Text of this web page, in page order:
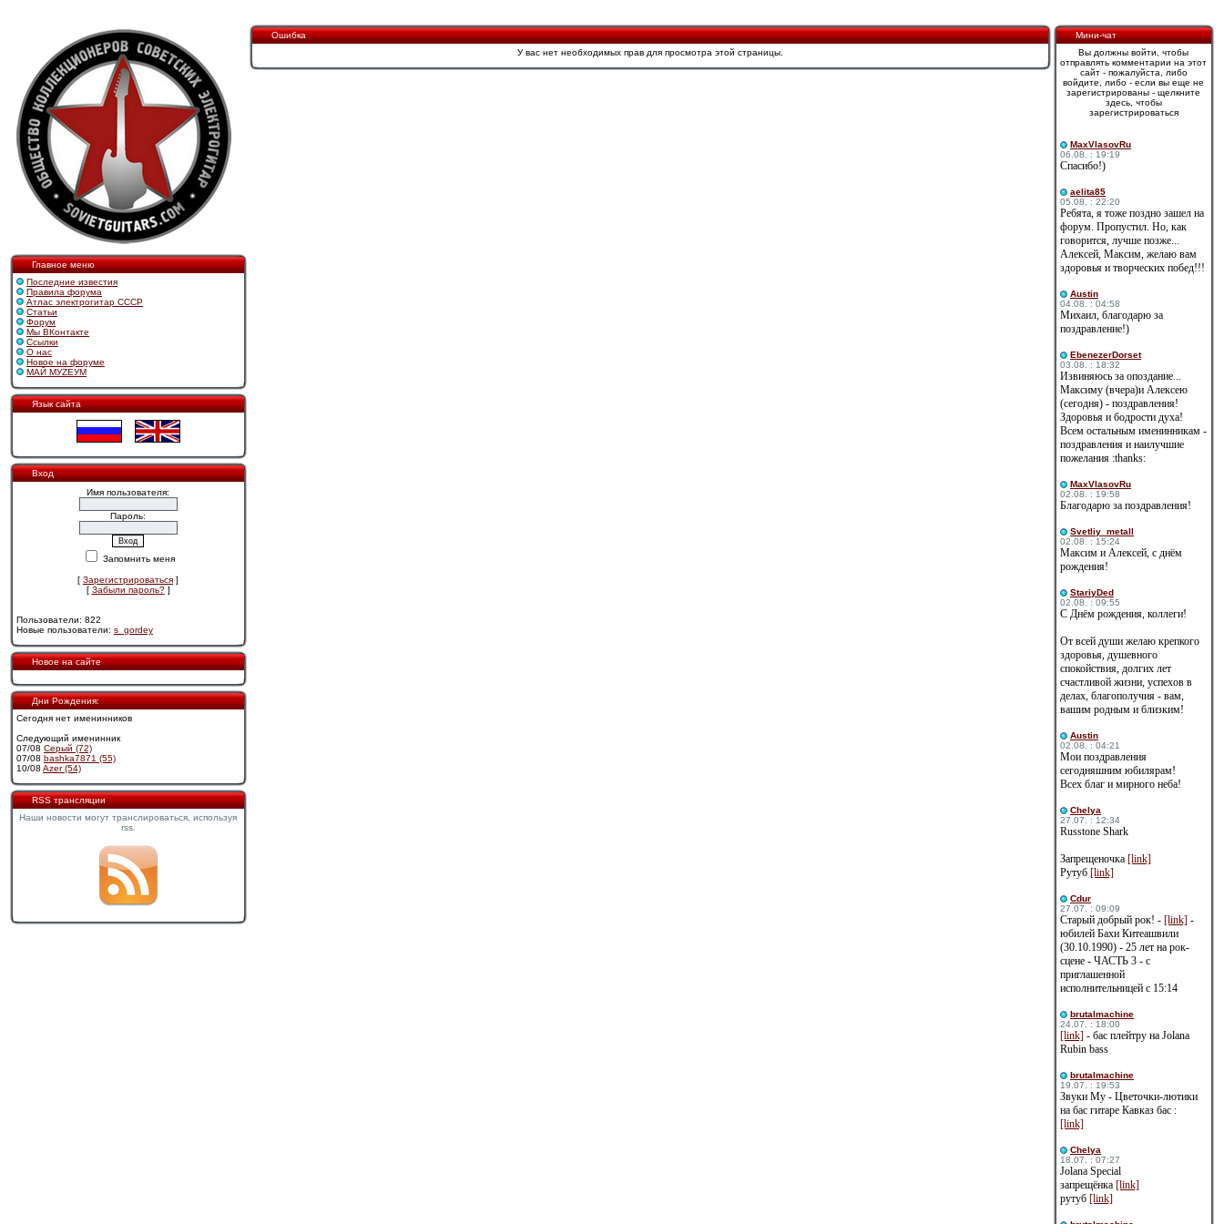
Главное меню
Последние известия
Правила форума
Атлас электрогитар СССР
Статьи
Форум
Мы ВКонтакте
Ссылки
О нас
Новое на форуме
МАЙ МУZЕУМ
Язык сайта
Вход
Имя пользователя:
Пароль:
Запомнить меня
[ Зарегистрироваться ]
[ Забыли пароль?]
Пользователи: 822
Новые пользователи: s_gordey
Новое на сайте
Дни Рождения:
Сегодня нет именинников
Следующий именинник
07/08 Cерый (72)
07/08 bashka7871 (55)
10/08 Azer (54)
RSS трансляции
Наши новости могут транслироваться, используя
rss.
Ошибка
У вас нет необходимых прав для просмотра этой страницы.
Мини-чат
Вы должны войти, чтобы
отправлять комментарии на этот
сайт - пожалуйста, либо
войдите, либо - если вы еще не
зарегистрированы - щелкните
здесь, чтобы
зарегистрироваться
MaxVlasovRu
06.08. : 19:19
Спасибо!)
aelita85
05.08. : 22:20
Ребята, я тоже поздно зашел на
форум. Пропустил. Но, как
говорится, лучше позже...
Алексей, Максим, желаю вам
здоровья и творческих побед!!!
Austin
04.08. : 04:58
Михаил, благодарю за
поздравление!)
EbenezerDorset
03.08. : 18:32
Извиняюсь за опоздание...
Максиму (вчера)и Алексею
(сегодня) - поздравления!
Здоровья и бодрости духа!
Всем остальным именинникам -
поздравления и наилучшие
пожелания :thanks:
MaxVlasovRu
02.08. : 19:58
Благодарю за поздравления!
Svetliy_metall
02.08. : 15:24
Максим и Алексей, с днём
рождения!
StariyDed
02.08. : 09:55
С Днём рождения, коллеги!
От всей души желаю крепкого
здоровья, душевного
спокойствия, долгих лет
счастливой жизни, успехов в
делах, благополучия - вам,
вашим родным и близким!
Austin
02.08. : 04:21
Мои поздравления
сегодняшним юбилярам!
Всех благ и мирного неба!
Сhelya
27.07. : 12:34
Russtone Shark
Запрещеночка [link]
Рутуб [link]
Cdur
27.07. : 09:09
Старый добрый рок! - [link] -
юбилей Бахи Китеашвили
(30.10.1990) - 25 лет на рок-
сцене - ЧАСТЬ 3 - с
приглашенной
исполнительницей с 15:14
brutalmachine
24.07. : 18:00
[link] - бас плейтру на Jolana
Rubin bass
brutalmachine
19.07. : 19:53
Звуки Му - Цветочки-лютики
на бас гитаре Кавказ бас :
[link]
Сhelya
18.07. : 07:27
Jolana Special
запрещёнка [link]
рутуб [link]